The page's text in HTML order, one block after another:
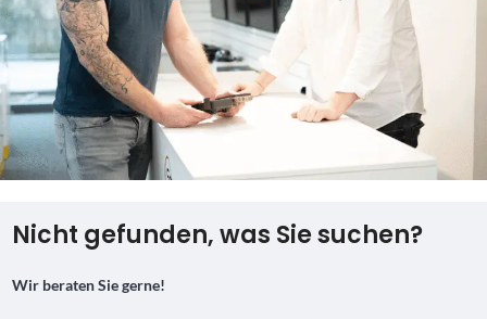
Nicht gefunden, was Sie suchen?
Wir beraten Sie gerne!